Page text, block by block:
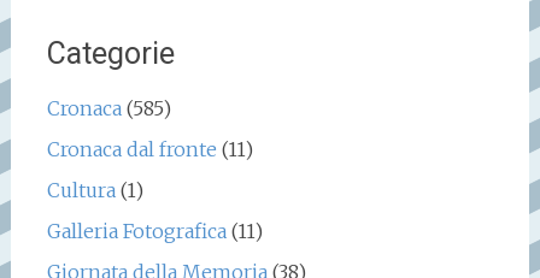
Categorie
Cronaca(585)
Cronaca dal fronte (11)
Cultura(1)
Galleria Fotografica(11)
Giornata della Memoria(38)